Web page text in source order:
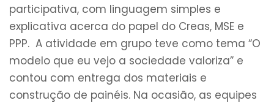
participativa, com linguagem simples e
explicativa acerca do papel do Creas, MSE e
PPP. A atividade em grupo teve como tema “O
modelo que eu vejo a sociedade valoriza” e
contou com entrega dos materiais e
construção de painéis. Na ocasião, as equipes